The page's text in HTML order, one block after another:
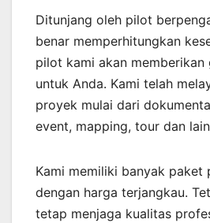
Ditunjang oleh pilot
benar memperhitungkan
pilot kami akan
untuk Anda. Kami telah
proyek mulai dari
event, mapping, tour dan
Kami memiliki banyak paket
dengan harga terjangkau.
tetap menjaga kualitas